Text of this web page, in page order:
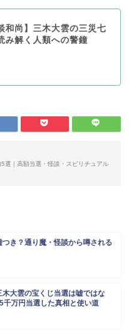
和尚】三木大雲の三災七
み解く人類への警鐘
選｜高額当選・怪談・スピリチュアル
き？通り魔・怪談から噂される
木大雲の宝くじ当選は嘘ではな
千万円当選した真相と使い道